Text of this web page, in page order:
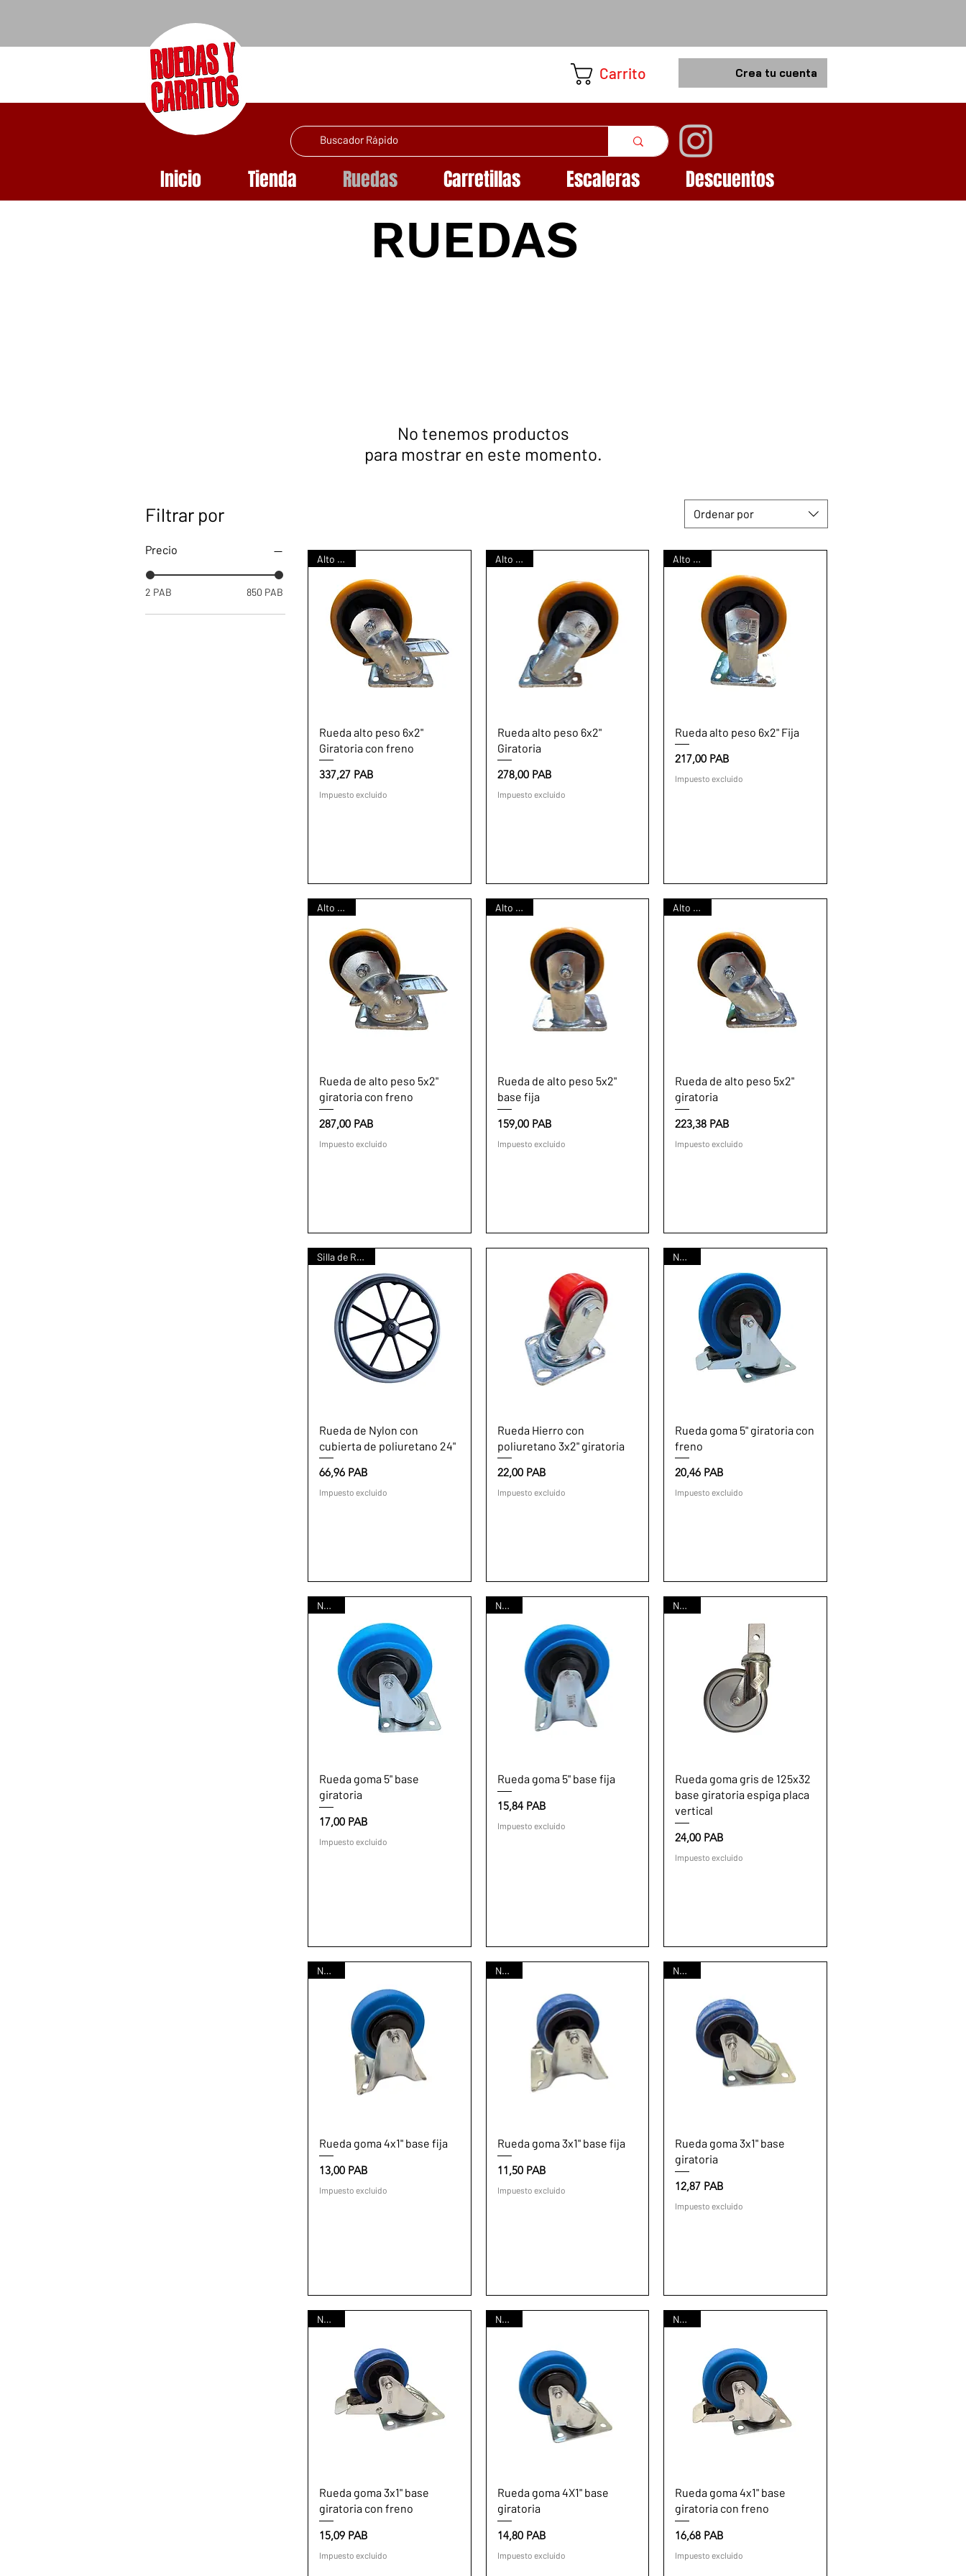
Inicio Tienda Ruedas Carretillas Escaleras Descuentos
Carrito Crea tu cuenta
RUEDAS
No tenemos productos
para mostrar en este momento.
Filtrar por
Precio
2 PAB 850 PAB
Ordenar por
Vista rápida
Alto peso
Rueda alto peso 6x2"
Giratoria con freno
Precio
337,27 PAB
Impuesto excluido
Vista rápida
Alto peso
Rueda alto peso 6x2"
Giratoria
Precio
278,00 PAB
Impuesto excluido
Vista rápida
Alto peso
Rueda alto peso 6x2" Fija
Precio
217,00 PAB
Impuesto excluido
Vista rápida
Alto peso
Rueda de alto peso 5x2"
giratoria con freno
Precio
287,00 PAB
Impuesto excluido
Vista rápida
Alto peso
Rueda de alto peso 5x2"
base fija
Precio
159,00 PAB
Impuesto excluido
Vista rápida
Alto peso
Rueda de alto peso 5x2"
giratoria
Precio
223,38 PAB
Impuesto excluido
Vista rápida
Silla de Ruedas
Rueda de Nylon con
cubierta de poliuretano 24"
Precio
66,96 PAB
Impuesto excluido
Vista rápida
Rueda Hierro con
poliuretano 3x2" giratoria
Precio
22,00 PAB
Impuesto excluido
Vista rápida
Nuevo
Rueda goma 5" giratoria con
freno
Precio
20,46 PAB
Impuesto excluido
Vista rápida
Nuevo
Rueda goma 5" base
giratoria
Precio
17,00 PAB
Impuesto excluido
Vista rápida
Nuevo
Rueda goma 5" base fija
Precio
15,84 PAB
Impuesto excluido
Vista rápida
Nuevo
Rueda goma gris de 125x32
base giratoria espiga placa
vertical
Precio
24,00 PAB
Impuesto excluido
Vista rápida
Nuevo
Rueda goma 4x1" base fija
Precio
13,00 PAB
Impuesto excluido
Vista rápida
Nuevo
Rueda goma 3x1" base fija
Precio
11,50 PAB
Impuesto excluido
Vista rápida
Nuevo
Rueda goma 3x1" base
giratoria
Precio
12,87 PAB
Impuesto excluido
Vista rápida
Nuevo
Rueda goma 3x1" base
giratoria con freno
Precio
15,09 PAB
Impuesto excluido
Vista rápida
Nuevo
Rueda goma 4X1" base
giratoria
Precio
14,80 PAB
Impuesto excluido
Vista rápida
Nuevo
Rueda goma 4x1" base
giratoria con freno
Precio
16,68 PAB
Impuesto excluido